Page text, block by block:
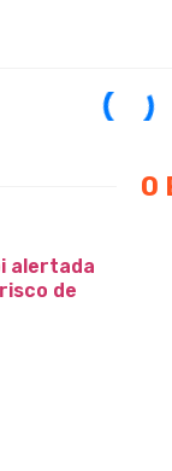
alertada
de
O